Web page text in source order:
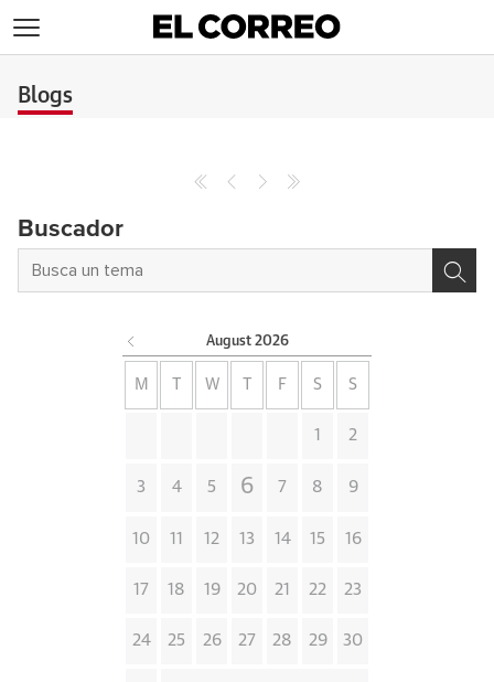
Blogs
Buscador
August 2026
M W F S S
1 2
3 4 5 6 7 8 9
10 11 12 13 14 15 16
17 18 19 20 21 22 23
24 25 26 27 28 29 30